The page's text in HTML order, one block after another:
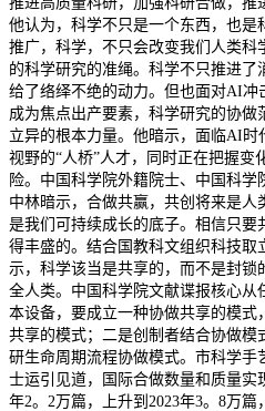
他认为，科学不只是一个东西，也是
推广，科学，不只会改变我们人类科
的科学研究的准绳。科学不只推进
给了络绎不绝的动力。但也面对AI
成为焦点出产要素，科学研究的协做
立异的根本力量。他暗示，面临AI
视野的“人桥”人才，同时正在把握变
险。中国科学院外籍院士、中国科学
中林暗示，合做共赢，共创将来是
是我们可持续成长的底子。相信只要
得丰盛的。结合国教科文组织科技取
示，科学该当是共享的，而不是封锁
全人类。中国科学院文献谍报核心从
本设备，要成立一种协做共享的模式
共享的模式；二是创制者结合协做模
研生命周期流程协做模式。市科学手
士运引见道，国际合做数量和质量实
年2。2万篇，上升到2023年3。8万